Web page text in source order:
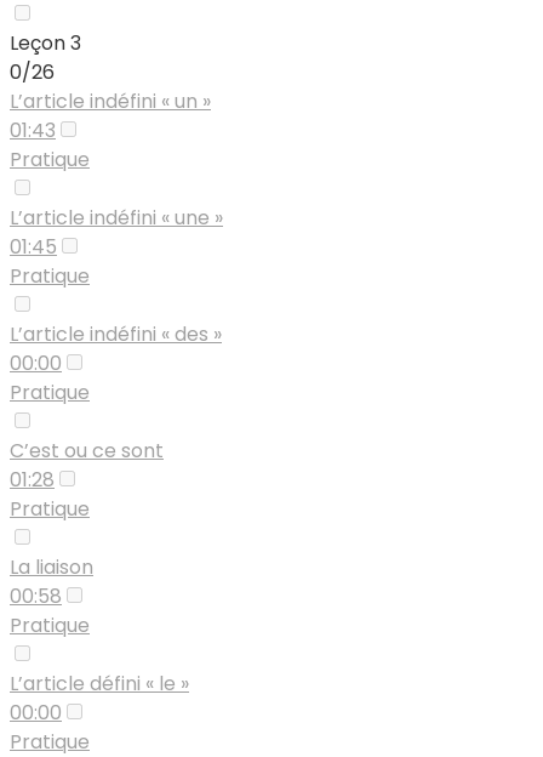
Leçon 3
0/26
L’article indéfini « un »
01:43
Pratique
L’article indéfini « une »
01:45
Pratique
L’article indéfini « des »
00:00
Pratique
C’est ou ce sont
01:28
Pratique
La liaison
00:58
Pratique
L’article défini « le »
00:00
Pratique